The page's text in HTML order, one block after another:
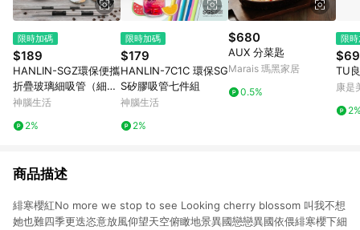
限時加碼
$189
HANLIN-SGZ環保便攜
折疊玻璃細吸管（細
管）
神腦生活
2%
限時加碼
$179
HANLIN-7C1C 環保SG
S矽膠吸管七件組
神腦生活
2%
$680
AUX 分菜匙
Marais 瑪黑家居
0.5%
限
$69
TU
康是
商品描述
緋寒櫻紅No more we stop to see Looking cherry blossom 叫我不想
她也難四季更迭恣意放風仰望天空俯瞰地景異國戀戀異國依偎緋寒櫻下細